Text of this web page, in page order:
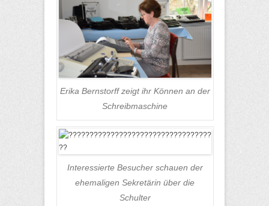
Erika Bernstorff zeigt ihr Können an der
Schreibmaschine
Interessierte Besucher schauen der
ehemaligen Sekretärin über die
Schulter